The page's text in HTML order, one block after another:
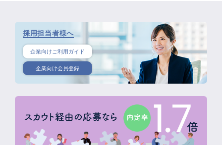
採用担当者様へ
企業向けご利用ガイド
企業向け会員登録